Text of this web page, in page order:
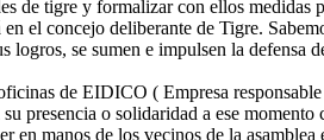
de tigre y formalizar con ellos medidas
el concejo deliberante de Tigre.
se sumen e impulsen la defensa
de EIDICO ( Empresa
presencia o solidaridad a ese momento
manos de los vecinos de la